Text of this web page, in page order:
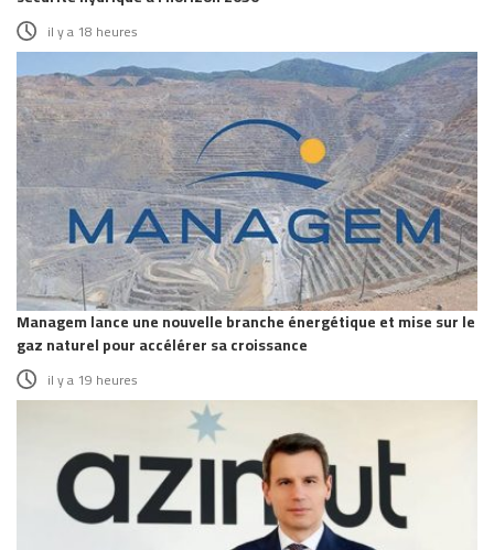
il y a 18 heures
Managem lance une nouvelle branche énergétique et mise sur le
gaz naturel pour accélérer sa croissance
il y a 19 heures